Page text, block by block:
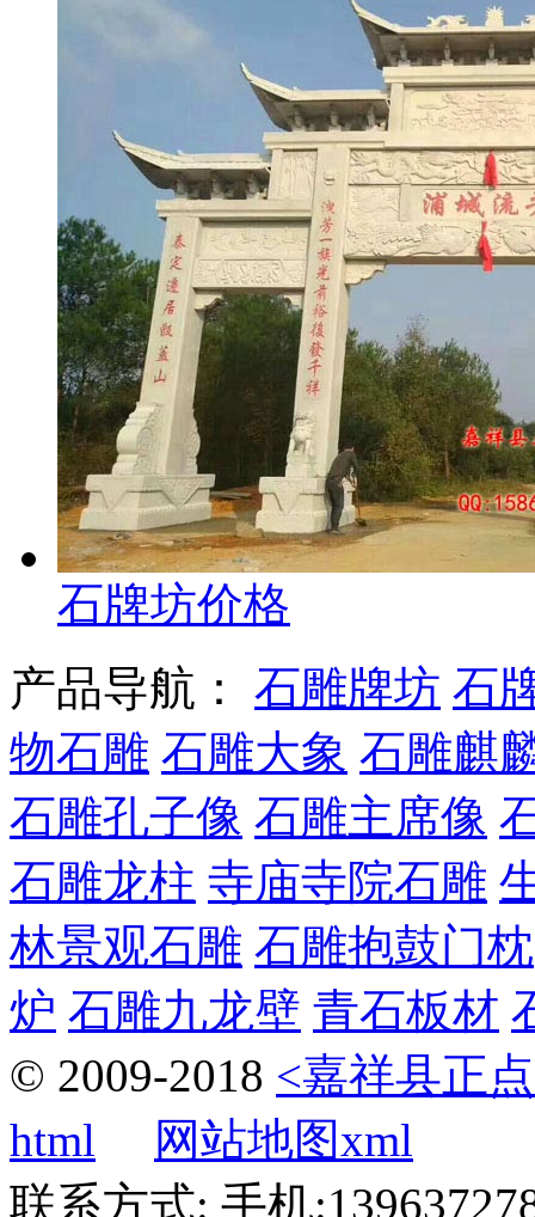
石牌坊价格
产品导航： 石雕牌坊 石
物石雕 石雕大象 石雕麒
石雕孔子像 石雕主席像
石雕龙柱 寺庙寺院石雕
林景观石雕 石雕抱鼓门枕
炉 石雕九龙壁 青石板材
© 2009-2018 <嘉祥县正
html
网站地图xml
联系方式: 手机